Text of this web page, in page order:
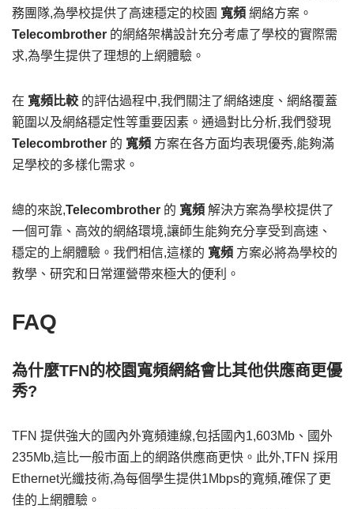
務團隊,為學校提供了高速穩定的校園 寬頻 網絡方案。
Telecombrother 的網絡架構設計充分考慮了學校的實際需
求,為學生提供了理想的上網體驗。
在 寬頻比較 的評估過程中,我們關注了網絡速度、網絡覆蓋
範圍以及網絡穩定性等重要因素。通過對比分析,我們發現
Telecombrother 的 寬頻 方案在各方面均表現優秀,能夠滿
足學校的多樣化需求。
總的來說,Telecombrother 的 寬頻 解決方案為學校提供了
一個可靠、高效的網絡環境,讓師生能夠充分享受到高速、
穩定的上網體驗。我們相信,這樣的 寬頻 方案必將為學校的
教學、研究和日常運營帶來極大的便利。
FAQ
為什麼TFN的校園寬頻網絡會比其他供應商更優
秀?
TFN 提供強大的國內外寬頻連線,包括國內1,603Mb、國外
235Mb,這比一般市面上的網路供應商更快。此外,TFN 採用
Ethernet光纖技術,為每個學生提供1Mbps的寬頻,確保了更
佳的上網體驗。